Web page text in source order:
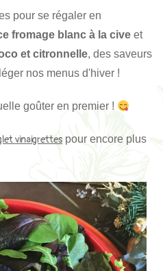
pour se régaler en
fromage blanc à la cive et
et citronnelle, des saveurs
nos menus d'hiver !
goûter en premier !
vinaigrettes pour encore plus